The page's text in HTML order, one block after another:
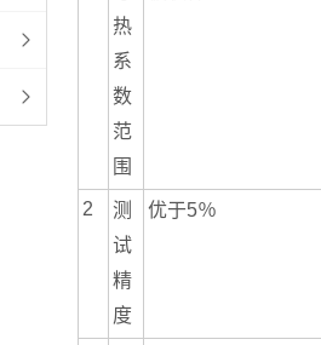
热
系
数
范
围
2
测
试
精
度
优于5％